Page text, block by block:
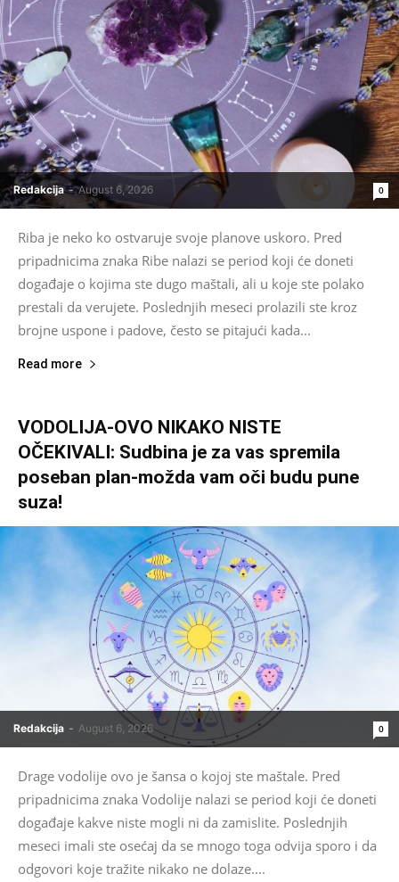
Redakcija - August 6, 2026 0
Riba je neko ko ostvaruje svoje planove uskoro. Pred
pripadnicima znaka Ribe nalazi se period koji će doneti
događaje o kojima ste dugo maštali, ali u koje ste polako
prestali da verujete. Poslednjih meseci prolazili ste kroz
brojne uspone i padove, često se pitajući kada...
Read more
VODOLIJA-OVO NIKAKO NISTE
OČEKIVALI: Sudbina je za vas spremila
poseban plan-možda vam oči budu pune
suza!
Redakcija - August 6, 2026 0
Drage vodolije ovo je šansa o kojoj ste maštale. Pred
pripadnicima znaka Vodolije nalazi se period koji će doneti
događaje kakve niste mogli ni da zamislite. Poslednjih
meseci imali ste osećaj da se mnogo toga odvija sporo i da
odgovori koje tražite nikako ne dolaze....